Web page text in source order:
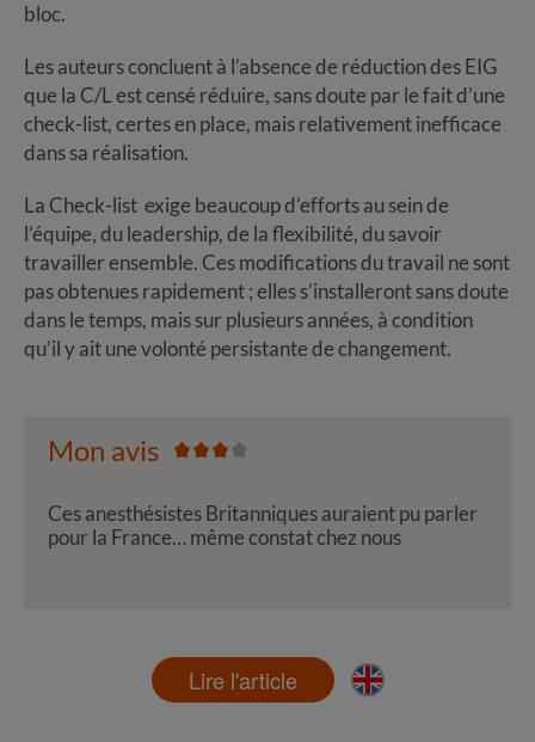
bloc.
Les auteurs concluent à l’absence de réduction des EIG
que la C/L est censé réduire, sans doute par le fait d’une
check-list, certes en place, mais relativement inefficace
dans sa réalisation.
La Check-list exige beaucoup d’efforts au sein de
l’équipe, du leadership, de la flexibilité, du savoir
travailler ensemble. Ces modifications du travail ne sont
pas obtenues rapidement ; elles s’installeront sans doute
dans le temps, mais sur plusieurs années, à condition
qu’il y ait une volonté persistante de changement.
Mon avis
Ces anesthésistes Britanniques auraient pu parler
pour la France… même constat chez nous
Lire l'article